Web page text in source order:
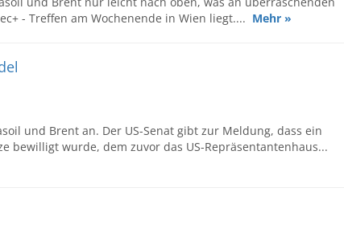
- Treffen am Wochenende in Wien liegt.... Mehr »
und Brent an. Der US-Senat gibt zur Meldung, dass ein
bewilligt wurde, dem zuvor das US-Repräsentantenhaus...